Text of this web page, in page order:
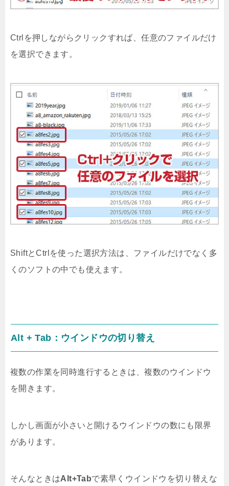
Ctrlを押しながらクリックすれば、任意のファイルだけ
を選択できます。
ShiftとCtrlを使った選択方法は、ファイルだけでなく多
くのソフトの中でも使えます。
Alt + Tab：ウインドウの切り替え
複数の作業を同時進行するときは、複数のウインドウ
を開きます。
しかし画面が小さいと開けるウインドウの数にも限界
があります。
そんなときはAlt+Tabで素早くウインドウを切り替えな